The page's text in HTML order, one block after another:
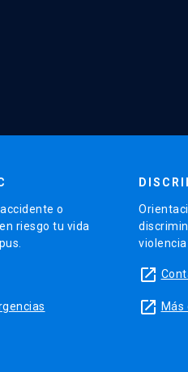
o
riesgo tu vida
violencia
launch
launch